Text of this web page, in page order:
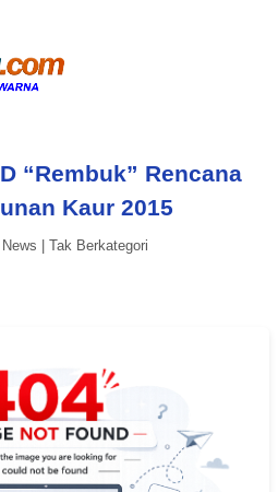
“Rembuk” Rencana
Kaur 2015
News Tak Berkategori